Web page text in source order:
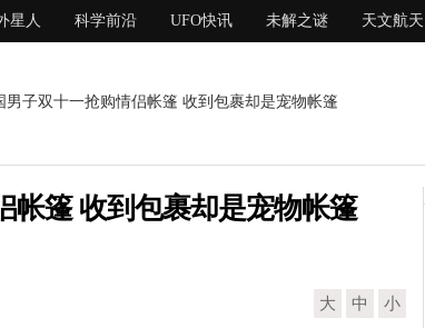
星人 科学前沿 UFO快讯 未解之谜 天文航天
男子双十一抢购情侣帐篷 收到包裹却是宠物帐篷
帐篷 收到包裹却是宠物帐篷
大 中 小